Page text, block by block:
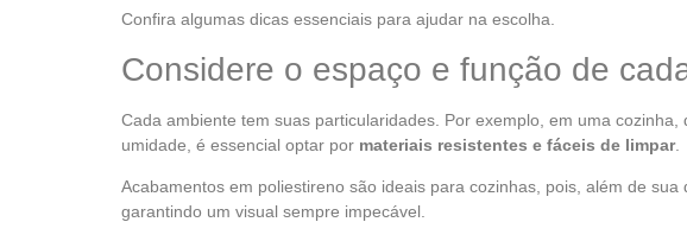
Confira algumas dicas essenciais para ajudar na escolha.
Considere o espaço e função de
Cada ambiente tem suas particularidades. Por exemplo, em uma
umidade, é essencial optar por materiais resistentes e fáceis de limpar.
Acabamentos em poliestireno são ideais para cozinhas, pois, além de
garantindo um visual sempre impecável.